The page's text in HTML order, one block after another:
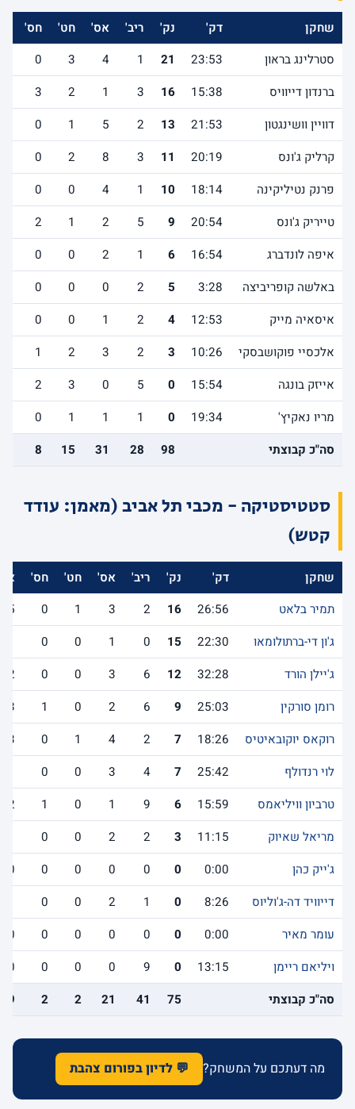
שחקן דק' נק' ריב' אס' חט' חס'
סטרלינג בראון
23:53
21
1
4
3
0
ברנדון דייוויס
15:38
16
3
1
2
3
דוויין וושינגטון
21:53
13
2
5
1
0
קרליק ג'ונס
20:19
11
3
8
2
0
פרנק נטיליקינה
18:14
10
1
4
0
0
טייריק ג'ונס
20:54
9
5
2
1
2
איפה לונדברג
16:54
6
1
2
0
0
באלשה קופריביצה
3:28
5
2
0
0
0
איסאיה מייק
12:53
4
2
1
0
0
אלכסיי פוקושבסקי
10:26
3
2
3
2
1
אייזק בונגה
15:54
0
5
0
3
2
מריו נאקיץ'
19:34
0
1
1
1
0
סה"כ קבוצתי
98
28
31
15
8
סטטיסטיקה - מכבי תל אביב (מאמן: עודד
קטש)
שחקן דק' נק' ריב' אס' חט' חס'
תמיר בלאט
26:56
16
2
3
1
0
5
ג'ון די-ברתולומאו
22:30
15
0
1
0
0
ג'יילן הורד
32:28
12
6
3
0
0
2
רומן סורקין
25:03
9
6
2
0
1
3
רוקאס יוקובאיטיס
18:26
7
2
4
1
0
3
לוי רנדולף
25:42
7
4
3
0
0
טרביון וויליאמס
15:59
6
9
1
0
1
2
מריאל שאיוק
11:15
3
2
2
0
0
ג'ייק כהן
0:00
0
0
0
0
0
0
דייוויד דה-ג'וליוס
8:26
0
1
2
0
0
עומר מאיר
0:00
0
0
0
0
0
0
ויליאם ריימן
13:15
0
9
0
0
0
0
סה"כ קבוצתי
75
41
21
2
2
19
מה דעתכם על המשחק? 💬 לדיון בפורום צהבת